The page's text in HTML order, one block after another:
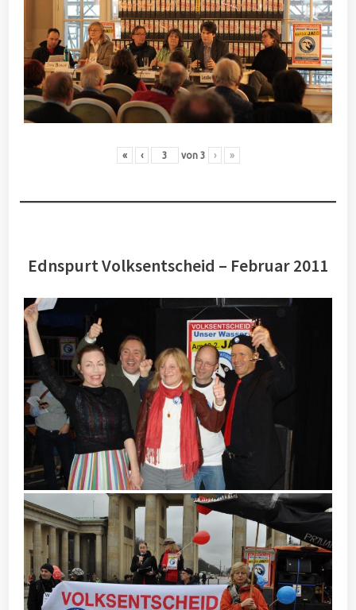
« ‹ von 3 › »
Ednspurt Volksentscheid – Februar 2011